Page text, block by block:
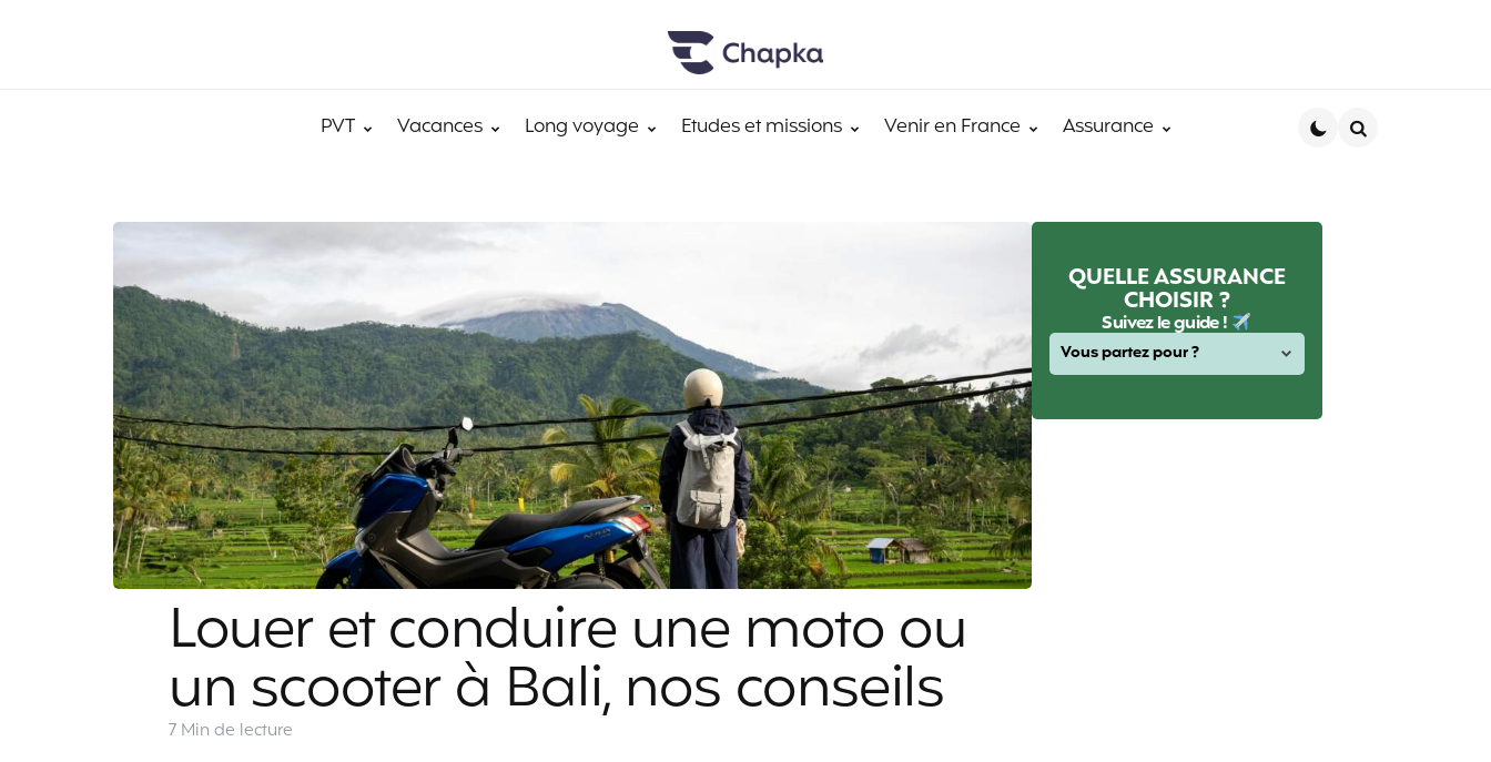
PVT Vacances Long voyage Etudes et missions Venir en France Assurance
Louer et conduire une moto ou
un scooter à Bali, nos conseils
7 Min de lecture
QUELLE ASSURANCE
CHOISIR ?
Suivez le guide !